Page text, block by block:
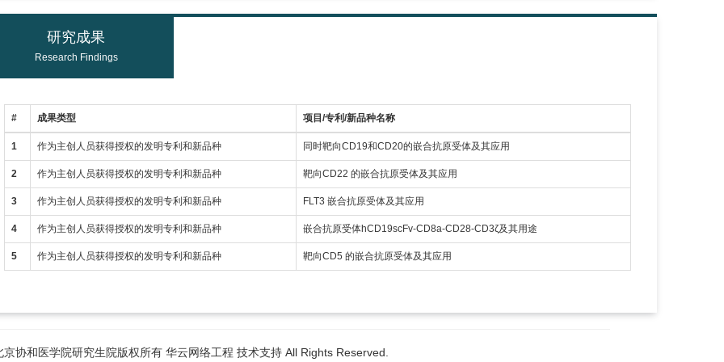
研究成果
Research Findings
# 成果类型 项目/专利/新品种名称
1 作为主创人员获得授权的发明专利和新品种 同时靶向CD19和CD20的嵌合抗原受体及其应用
2 作为主创人员获得授权的发明专利和新品种 靶向CD22 的嵌合抗原受体及其应用
3 作为主创人员获得授权的发明专利和新品种 FLT3 嵌合抗原受体及其应用
4 作为主创人员获得授权的发明专利和新品种 嵌合抗原受体hCD19scFv-CD8a-CD28-CD3ζ及其用途
5 作为主创人员获得授权的发明专利和新品种 靶向CD5 的嵌合抗原受体及其应用
协和医学院研究生院版权所有 华云网络工程 技术支持 All Rights Reserved.